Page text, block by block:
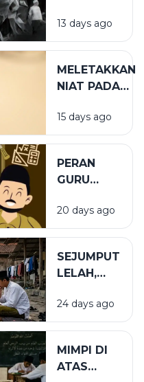
13 days ago
MELETAKKAN
NIAT PADA
YANG TEPAT
15 days ago
PERAN
GURU
PENDIDIKAN
20 days ago
SEJUMPUT
LELAH,
BARAKAH
24 days ago
MIMPI DI
ATAS